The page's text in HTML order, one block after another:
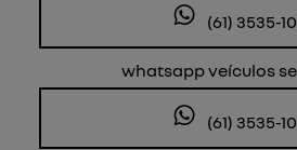
(61) 3535-
whatsapp veículos
(61) 3535-